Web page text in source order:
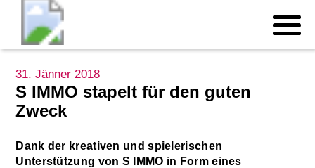
31. Jänner 2018
S IMMO stapelt für den guten
Zweck
Dank der kreativen und spielerischen
Unterstützung von S IMMO in Form eines